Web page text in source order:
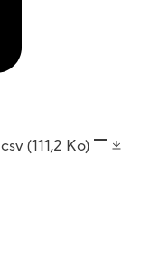
csv(111,2 Ko)